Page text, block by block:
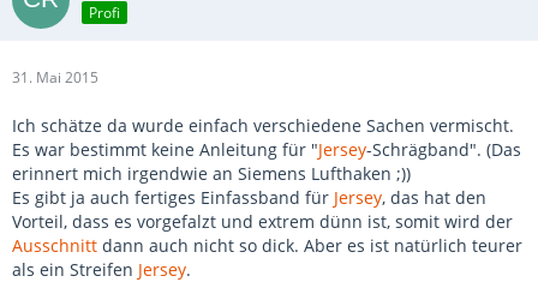
Profi
31. Mai 2015
Ich schätze da wurde einfach verschiedene Sachen vermischt.
Es war bestimmt keine Anleitung für "Jersey-Schrägband". (Das
erinnert mich irgendwie an Siemens Lufthaken ;))
Es gibt ja auch fertiges Einfassband für Jersey, das hat den
Vorteil, dass es vorgefalzt und extrem dünn ist, somit wird der
Ausschnitt dann auch nicht so dick. Aber es ist natürlich teurer
als ein Streifen Jersey.